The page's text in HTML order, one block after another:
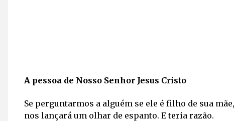
A pessoa de Nosso Senhor Jesus Cristo
Se perguntarmos a alguém se ele é filho de sua
nos lançará um olhar de espanto. E teria razão.